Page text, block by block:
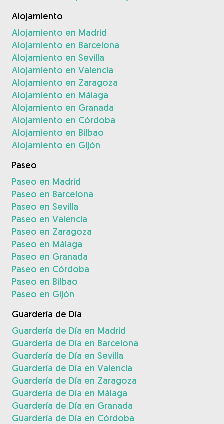
Alojamiento
Alojamiento en Madrid
Alojamiento en Barcelona
Alojamiento en Sevilla
Alojamiento en Valencia
Alojamiento en Zaragoza
Alojamiento en Málaga
Alojamiento en Granada
Alojamiento en Córdoba
Alojamiento en Bilbao
Alojamiento en Gijón
Paseo
Paseo en Madrid
Paseo en Barcelona
Paseo en Sevilla
Paseo en Valencia
Paseo en Zaragoza
Paseo en Málaga
Paseo en Granada
Paseo en Córdoba
Paseo en Bilbao
Paseo en Gijón
Guardería de Día
Guardería de Día en Madrid
Guardería de Día en Barcelona
Guardería de Día en Sevilla
Guardería de Día en Valencia
Guardería de Día en Zaragoza
Guardería de Día en Málaga
Guardería de Día en Granada
Guardería de Día en Córdoba